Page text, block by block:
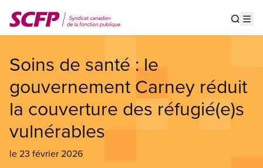
au
contenu
Soins de santé : le
gouvernement Carney réduit
la couverture des réfugié(e)s
vulnérables
le 23 février 2026